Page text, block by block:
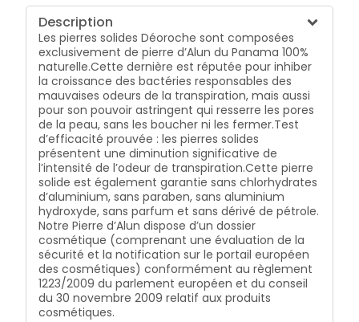
Description
Les pierres solides Déoroche sont composées
exclusivement de pierre d’Alun du Panama 100%
naturelle.Cette dernière est réputée pour inhiber
la croissance des bactéries responsables des
mauvaises odeurs de la transpiration, mais aussi
pour son pouvoir astringent qui resserre les pores
de la peau, sans les boucher ni les fermer.Test
d’efficacité prouvée : les pierres solides
présentent une diminution significative de
l’intensité de l’odeur de transpiration.Cette pierre
solide est également garantie sans chlorhydrates
d’aluminium, sans paraben, sans aluminium
hydroxyde, sans parfum et sans dérivé de pétrole.
Notre Pierre d’Alun dispose d’un dossier
cosmétique (comprenant une évaluation de la
sécurité et la notification sur le portail européen
des cosmétiques) conformément au règlement
1223/2009 du parlement européen et du conseil
du 30 novembre 2009 relatif aux produits
cosmétiques.